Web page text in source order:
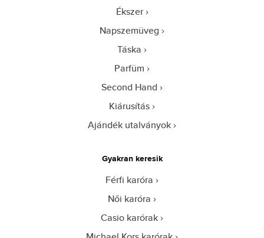
Ékszer
Napszemüveg
Táska
Parfüm
Second Hand
Kiárusítás
Ajándék utalványok
Gyakran keresik
Férfi karóra
Női karóra
Casio karórak